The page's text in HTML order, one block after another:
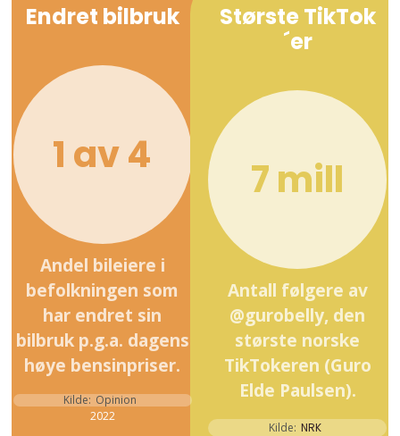
Endret bilbruk
1 av 4
Andel bileiere i
befolkningen som
har endret sin
bilbruk p.g.a. dagens
høye bensinpriser.
Kilde: Opinion
2022
Største TikTok
´er
7 mill
Antall følgere av
@gurobelly, den
største norske
TikTokeren (Guro
Elde Paulsen).
Kilde: NRK